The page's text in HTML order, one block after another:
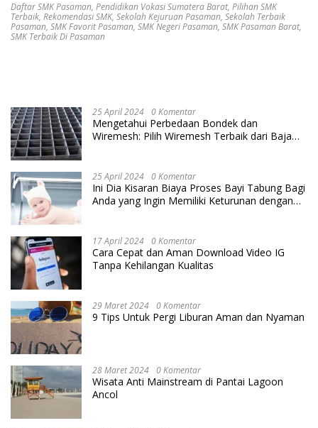
Daftar SMK Pasaman, Pendidikan Vokasi Sumatera Barat, Pilihan SMK
Terbaik, Rekomendasi SMK, Sekolah Kejuruan Pasaman, Sekolah Terbaik
Pasaman, SMK Favorit Pasaman, SMK Negeri Pasaman, SMK Pasaman Barat,
SMK Terbaik Di Pasaman
25 April 2024 0 Komentar
Mengetahui Perbedaan Bondek dan
Wiremesh: Pilih Wiremesh Terbaik dari Baja
25 April 2024 0 Komentar
Ini Dia Kisaran Biaya Proses Bayi Tabung Bagi
Anda yang Ingin Memiliki Keturunan dengan
17 April 2024 0 Komentar
Cara Cepat dan Aman Download Video IG
Tanpa Kehilangan Kualitas
29 Maret 2024 0 Komentar
9 Tips Untuk Pergi Liburan Aman dan Nyaman
28 Maret 2024 0 Komentar
Wisata Anti Mainstream di Pantai Lagoon
Ancol